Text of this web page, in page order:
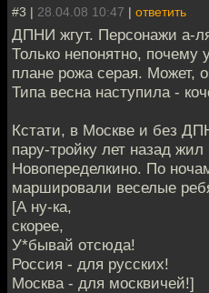
#3 | 28.04.08 10:47 | ответить
ДПНИ жгут. Персонажи а-
Только непонятно, почему
плане рожа серая. Может,
Типа весна наступила -
Кстати, в Москве и без
пару-тройку лет назад
Новопеределкино. По
маршировали веселые
[А ну-ка,
скорее,
У*бывай отсюда!
Россия - для русских!
Москва - для москвичей!]